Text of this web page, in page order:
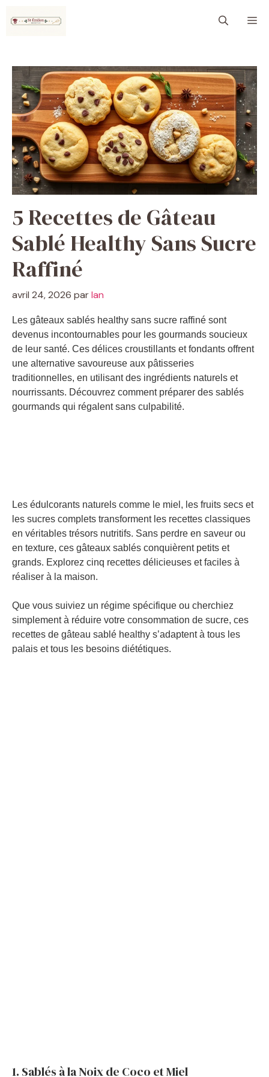
5 Recettes de Gâteau
Sablé Healthy Sans Sucre
Raffiné
avril 24, 2026 parIan
Les gâteaux sablés healthy sans sucre raffiné sont
devenus incontournables pour les gourmands soucieux
de leur santé. Ces délices croustillants et fondants offrent
une alternative savoureuse aux pâtisseries
traditionnelles, en utilisant des ingrédients naturels et
nourrissants. Découvrez comment préparer des sablés
gourmands qui régalent sans culpabilité.
Les édulcorants naturels comme le miel, les fruits secs et
les sucres complets transforment les recettes classiques
en véritables trésors nutritifs. Sans perdre en saveur ou
en texture, ces gâteaux sablés conquièrent petits et
grands. Explorez cinq recettes délicieuses et faciles à
réaliser à la maison.
Que vous suiviez un régime spécifique ou cherchiez
simplement à réduire votre consommation de sucre, ces
recettes de gâteau sablé healthy s’adaptent à tous les
palais et tous les besoins diététiques.
1. Sablés à la Noix de Coco et Miel